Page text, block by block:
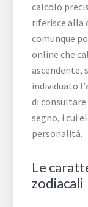
calcolo
riferisce alla
comunque
online che
ascendente,
individuato
di
segno, i cui
personalità.
Le
zodiacali